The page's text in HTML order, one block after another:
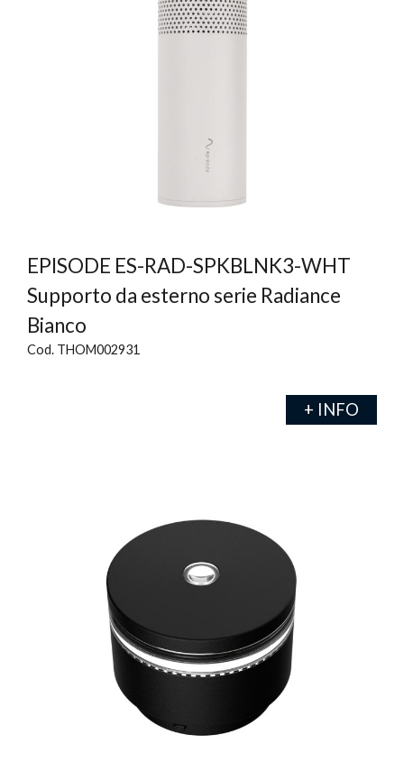
EPISODE ES-RAD-SPKBLNK3-WHT
Supporto da esterno serie Radiance
Bianco
Cod. THOM002931
+ INFO